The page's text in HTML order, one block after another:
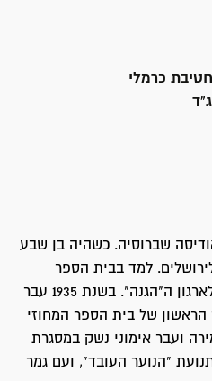
כרמלי
בשנת תרפ"א (1921) באודיסה שברוסיה. כשהיה בן שבע
למד בבית הספר
תחכמוני וכשהיה בן 13 הצטרף לארגון ה"הגנה". בשנת 1935 עבר
הראשון של בית הספר המחוזי
ועבר אימוני נשק במסגרת
"הנוער העובד", ועם גמר